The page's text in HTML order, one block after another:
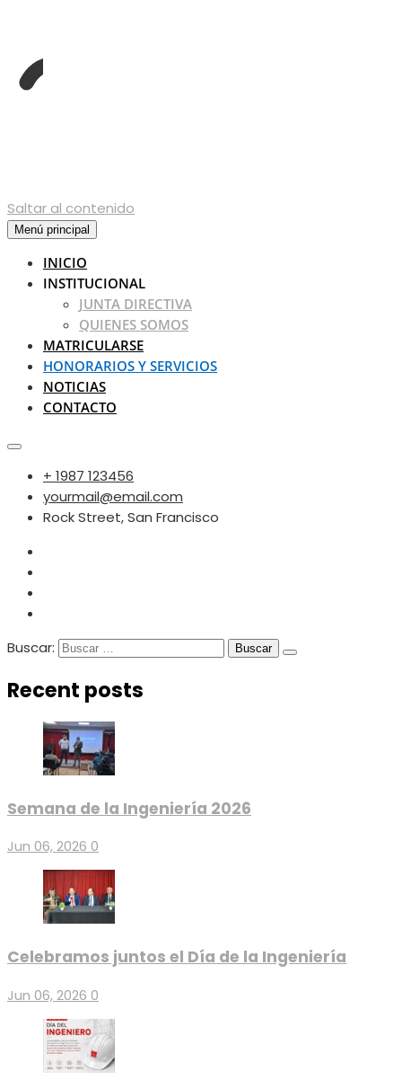
Saltar al contenido
Menú principal
INICIO
INSTITUCIONAL
JUNTA DIRECTIVA
QUIENES SOMOS
MATRICULARSE
HONORARIOS Y SERVICIOS
NOTICIAS
CONTACTO
+ 1987 123456
yourmail@email.com
Rock Street, San Francisco
Buscar:
Recent posts
Semana de la Ingeniería 2026
Jun 06, 2026 0
Celebramos juntos el Día de la Ingeniería
Jun 06, 2026 0